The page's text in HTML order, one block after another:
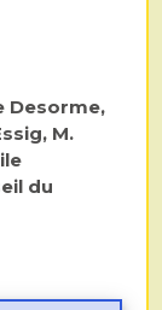
Desorme,
M.
du